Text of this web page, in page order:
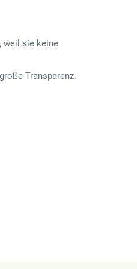
weil sie keine
Transparenz.